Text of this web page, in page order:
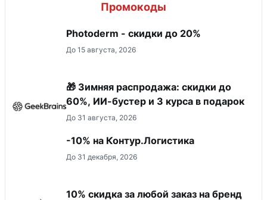
Промокоды
Photoderm - скидки до 20%
До 15 августа, 2026
🎁 Зимняя распродажа: скидки до
60%, ИИ-бустер и 3 курса в подарок
До 31 августа, 2026
-10% на Контур.Логистика
До 31 декабря, 2026
10% скидка за любой заказ на бренд